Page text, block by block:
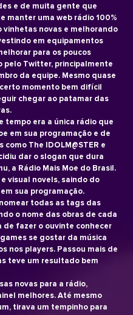
e de muita gente que
manter uma web rádio 100%
vinhetas novas e melhorando
em equipamentos
para os poucos
pelo Twitter, principalmente
da equipe. Mesmo quase
momento bem difícil
chegar ao patamar das
tempo era a única rádio que
em sua programação e de
The IDOLM@STER e
dar o slogan que dura
a Rádio Mais Moe do Brasil.
visual novels, saindo do
sua programação.
todas as tags das
o nome das obras de cada
de fazer o ouvinte conhecer
se gostar da música
nos players. Passou mais de
teve um resultado bem
novas para a rádio,
melhores. Até mesmo
tirava um tempinho para